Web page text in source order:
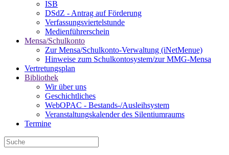
ISB
DSdZ - Antrag auf Förderung
Verfassungsviertelstunde
Medienführerschein
Mensa/Schulkonto
Zur Mensa/Schulkonto-Verwaltung (iNetMenue)
Hinweise zum Schulkontosystem/zur MMG-Mensa
Vertretungsplan
Bibliothek
Wir über uns
Geschichtliches
WebOPAC - Bestands-/Ausleihsystem
Veranstaltungskalender des Silentiumraums
Termine